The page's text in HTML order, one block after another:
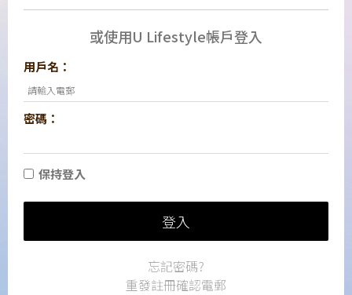
或使用U Lifestyle帳戶登入
用戶名：
密碼：
保持登入
登入
忘記密碼?
重發註冊確認電郵